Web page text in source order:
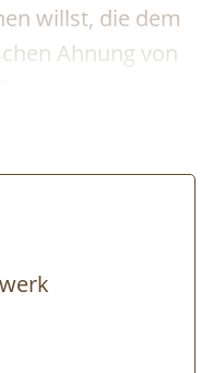
willst, die dem
Ahnung von